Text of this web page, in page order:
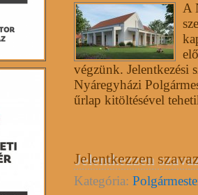
A
végzünk. Jelentkezési
Nyáregyházi
űrlap kitöltésével
Jelentkezzen
Kategória: